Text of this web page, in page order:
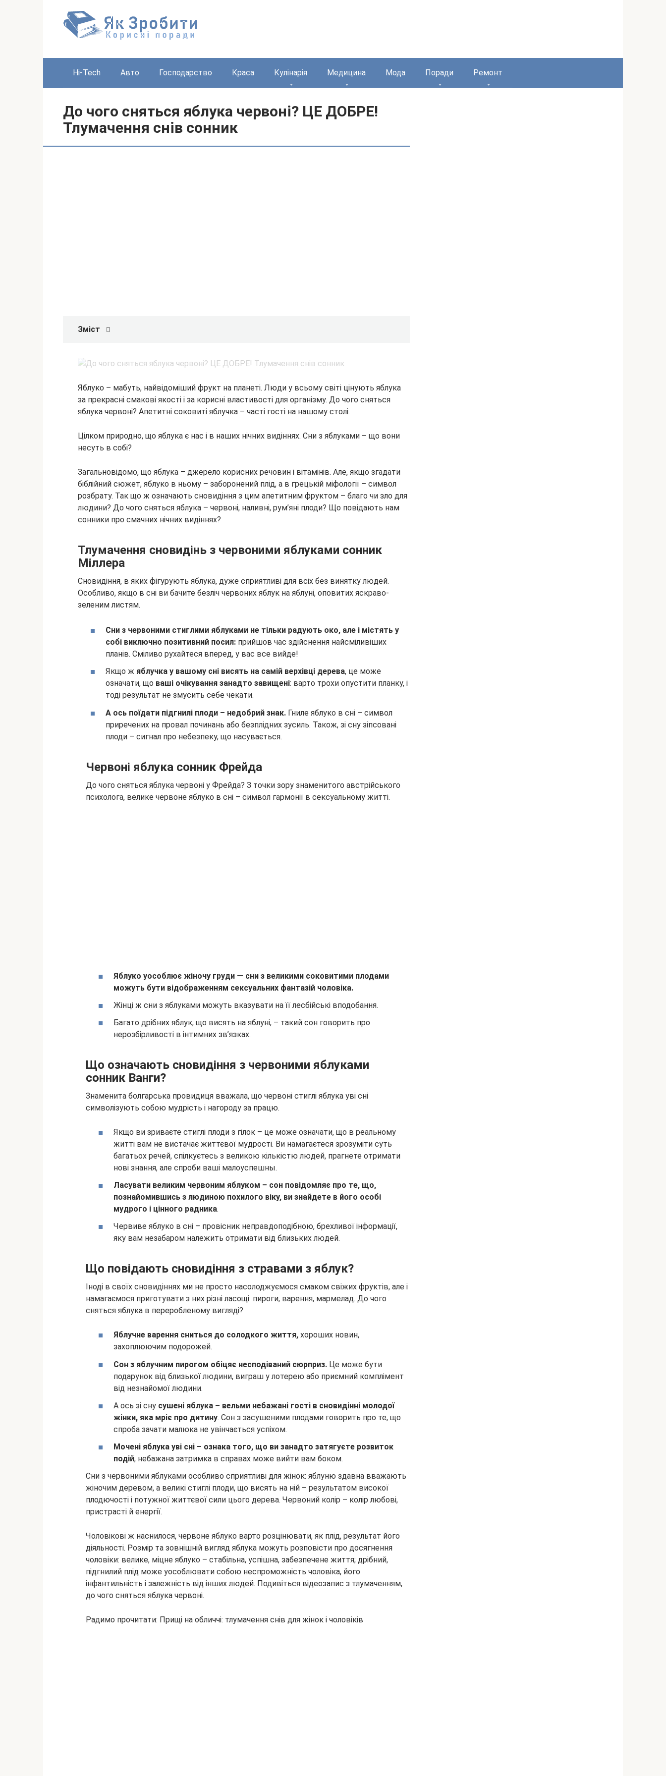
Hi-Tech Авто Господарство Краса Кулінарія Медицина Мода Поради Ремонт
До чого сняться яблука червоні? ЦЕ ДОБРЕ!
Тлумачення снів сонник
Зміст
Яблуко – мабуть, найвідоміший фрукт на планеті. Люди у всьому світі цінують яблука
за прекрасні смакові якості і за корисні властивості для організму. До чого сняться
яблука червоні? Апетитні соковиті яблучка – часті гості на нашому столі.
Цілком природно, що яблука є нас і в наших нічних видіннях. Сни з яблуками – що вони
несуть в собі?
Загальновідомо, що яблука – джерело корисних речовин і вітамінів. Але, якщо згадати
біблійний сюжет, яблуко в ньому – заборонений плід, а в грецькій міфології – символ
розбрату. Так що ж означають сновидіння з цим апетитним фруктом – благо чи зло для
людини? До чого сняться яблука – червоні, наливні, рум’яні плоди? Що повідають нам
сонники про смачних нічних видіннях?
Тлумачення сновидінь з червоними яблуками сонник
Міллера
Сновидіння, в яких фігурують яблука, дуже сприятливі для всіх без винятку людей.
Особливо, якщо в сні ви бачите безліч червоних яблук на яблуні, оповитих яскраво-
зеленим листям.
Сни з червоними стиглими яблуками не тільки радують око, але і містять у
собі виключно позитивний посил: прийшов час здійснення найсміливіших
планів. Сміливо рухайтеся вперед, у вас все вийде!
Якщо ж яблучка у вашому сні висять на самій верхівці дерева, це може
означати, що ваші очікування занадто завищені: варто трохи опустити планку, і
тоді результат не змусить себе чекати.
А ось поїдати підгнилі плоди – недобрий знак. Гниле яблуко в сні – символ
приречених на провал починань або безплідних зусиль. Також, зі сну зіпсовані
плоди – сигнал про небезпеку, що насувається.
Червоні яблука сонник Фрейда
До чого сняться яблука червоні у Фрейда? З точки зору знаменитого австрійського
психолога, велике червоне яблуко в сні – символ гармонії в сексуальному житті.
Яблуко уособлює жіночу груди — сни з великими соковитими плодами
можуть бути відображенням сексуальних фантазій чоловіка.
Жінці ж сни з яблуками можуть вказувати на її лесбійські вподобання.
Багато дрібних яблук, що висять на яблуні, – такий сон говорить про
нерозбірливості в інтимних зв’язках.
Що означають сновидіння з червоними яблуками
сонник Ванги?
Знаменита болгарська провидиця вважала, що червоні стиглі яблука уві сні
символізують собою мудрість і нагороду за працю.
Якщо ви зриваєте стиглі плоди з гілок – це може означати, що в реальному
житті вам не вистачає життєвої мудрості. Ви намагаєтеся зрозуміти суть
багатьох речей, спілкуєтесь з великою кількістю людей, прагнете отримати
нові знання, але спроби ваші малоуспешны.
Ласувати великим червоним яблуком – сон повідомляє про те, що,
познайомившись з людиною похилого віку, ви знайдете в його особі
мудрого і цінного радника.
Червиве яблуко в сні – провісник неправдоподібною, брехливої інформації,
яку вам незабаром належить отримати від близьких людей.
Що повідають сновидіння з стравами з яблук?
Іноді в своїх сновидіннях ми не просто насолоджуємося смаком свіжих фруктів, але і
намагаємося приготувати з них різні ласощі: пироги, варення, мармелад. До чого
сняться яблука в переробленому вигляді?
Яблучне варення сниться до солодкого життя, хороших новин,
захоплюючим подорожей.
Сон з яблучним пирогом обіцяє несподіваний сюрприз. Це може бути
подарунок від близької людини, виграш у лотерею або приємний комплімент
від незнайомої людини.
А ось зі сну сушені яблука – вельми небажані гості в сновидінні молодої
жінки, яка мріє про дитину. Сон з засушеними плодами говорить про те, що
спроба зачати малюка не увінчається успіхом.
Мочені яблука уві сні – ознака того, що ви занадто затягуєте розвиток
подій, небажана затримка в справах може вийти вам боком.
Сни з червоними яблуками особливо сприятливі для жінок: яблуню здавна вважають
жіночим деревом, а великі стиглі плоди, що висять на ній – результатом високої
плодючості і потужної життєвої сили цього дерева. Червоний колір – колір любові,
пристрасті й енергії.
Чоловікові ж наснилося, червоне яблуко варто розцінювати, як плід, результат його
діяльності. Розмір та зовнішній вигляд яблука можуть розповісти про досягнення
чоловіки: велике, міцне яблуко – стабільна, успішна, забезпечене життя; дрібний,
підгнилий плід може уособлювати собою неспроможність чоловіка, його
інфантильність і залежність від інших людей. Подивіться відеозапис з тлумаченням,
до чого сняться яблука червоні.
Радимо прочитати: Прищі на обличчі: тлумачення снів для жінок і чоловіків